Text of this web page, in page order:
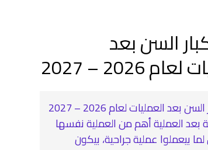
السن بعد
2026 – 2027
رعاية كبار السن بعد العمليات لعام 2026 – 2027
بعد العملية أهم من العملية نفسها
بيعملوا عملية جراحية، بيكون